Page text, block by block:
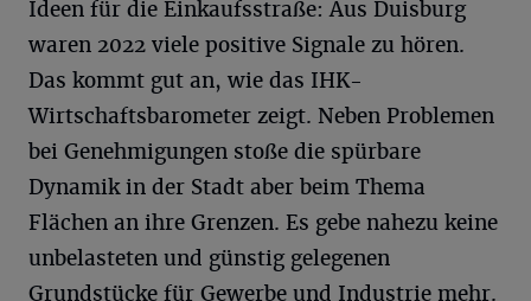
Ideen für die Einkaufsstraße: Aus Duisburg
waren 2022 viele positive Signale zu hören.
Das kommt gut an, wie das IHK-
Wirtschaftsbarometer zeigt. Neben Problemen
bei Genehmigungen stoße die spürbare
Dynamik in der Stadt aber beim Thema
Flächen an ihre Grenzen. Es gebe nahezu keine
unbelasteten und günstig gelegenen
Grundstücke für Gewerbe und Industrie mehr.